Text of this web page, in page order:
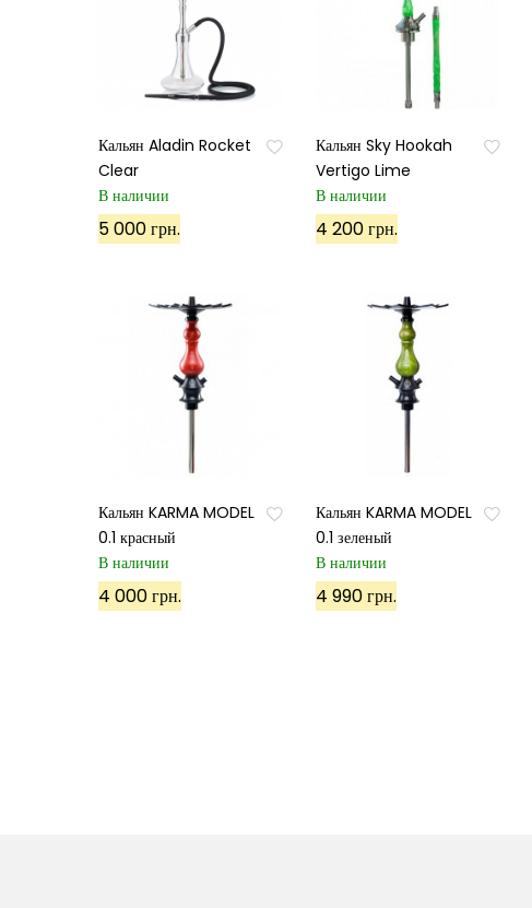
Кальян Aladin Rocket
Clear
В наличии
5 000 грн.
Кальян Sky Hookah
Vertigo Lime
В наличии
4 200 грн.
Кальян KARMA MODEL
0.1 красный
В наличии
4 000 грн.
Кальян KARMA MODEL
0.1 зеленый
В наличии
4 990 грн.